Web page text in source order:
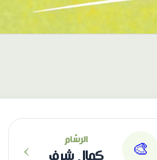
🎨
الرسّام
كمال شرف ›